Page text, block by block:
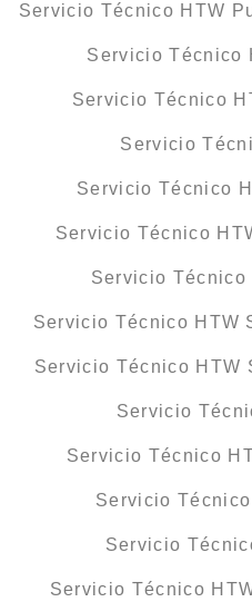
Servicio Técnico HTW
Servicio Técnico
Servicio Técnico
Servicio
Servicio Técnico
Servicio Técnico
Servicio Técnico
Servicio Técnico HTW
Servicio Técnico HTW
Servicio
Servicio Técnico
Servicio
Servicio
Servicio Técnico